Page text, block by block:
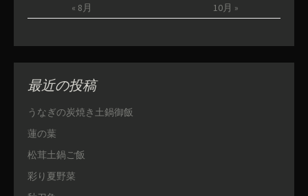
« 8月 10月 »
最近の投稿
うなぎの炭焼き土鍋御飯
蓮の葉
松茸土鍋ご飯
彩り夏野菜